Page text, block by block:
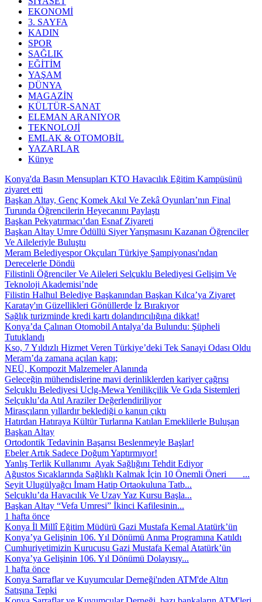
EKONOMİ
3. SAYFA
KADIN
SPOR
SAĞLIK
EĞİTİM
YAŞAM
DÜNYA
MAGAZİN
KÜLTÜR-SANAT
ELEMAN ARANIYOR
TEKNOLOJİ
EMLAK & OTOMOBİL
YAZARLAR
Künye
Konya'da Basın Mensupları KTO Havacılık Eğitim Kampüsünü
ziyaret etti
Başkan Altay, Genç Komek Akıl Ve Zekâ Oyunları’nın Final
Turunda Öğrencilerin Heyecanını Paylaştı
Başkan Pekyatırmacı’dan Esnaf Ziyareti
Başkan Altay Umre Ödüllü Siyer Yarışmasını Kazanan Öğrenciler
Ve Aileleriyle Buluştu
Meram Belediyespor Okçuları Türkiye Şampiyonası'ndan
Derecelerle Döndü
Filistinli Öğrenciler Ve Aileleri Selçuklu Belediyesi Gelişim Ve
Teknoloji Akademisi’nde
Filistin Halhul Belediye Başkanından Başkan Kılca’ya Ziyaret
Karatay'ın Güzellikleri Gönüllerde İz Bırakıyor
Sağlık turizminde kredi kartı dolandırıcılığına dikkat!
Konya’da Çalınan Otomobil Antalya’da Bulundu: Şüpheli
Tutuklandı
Kso, 7 Yıldızlı Hizmet Veren Türkiye’deki Tek Sanayi Odası Oldu
Meram’da zamana açılan kapı;
NEÜ, Kompozit Malzemeler Alanında
Geleceğin mühendislerine mavi derinliklerden kariyer çağrısı
Selçuklu Belediyesi Uclg-Mewa Yenilikçilik Ve Gıda Sistemleri
Selçuklu’da Atıl Araziler Değerlendiriliyor
Mirasçıların yıllardır beklediği o kanun çıktı
Hatırdan Hatıraya Kültür Turlarına Katılan Emeklilerle Buluşan
Başkan Altay
Ortodontik Tedavinin Başarısı Beslenmeyle Başlar!
Ebeler Artık Sadece Doğum Yaptırmıyor!
Yanlış Terlik Kullanımı Ayak Sağlığını Tehdit Ediyor
Ağustos Sıcaklarında Sağlıklı Kalmak İçin 10 Önemli Öneri ...
Seyit Ulugülyağcı İmam Hatip Ortaokuluna Tatb...
Selçuklu’da Havacılık Ve Uzay Yaz Kursu Başla...
Başkan Altay “Vefa Umresi” İkinci Kafilesinin...
1 hafta önce
Konya İl Millî Eğitim Müdürü Gazi Mustafa Kemal Atatürk’ün
Konya’ya Gelişinin 106. Yıl Dönümü Anma Programına Katıldı
Cumhuriyetimizin Kurucusu Gazi Mustafa Kemal Atatürk’ün
Konya’ya Gelişinin 106. Yıl Dönümü Dolayısıy...
1 hafta önce
Konya Sarraflar ve Kuyumcular Derneği'nden ATM'de Altın
Satışına Tepki